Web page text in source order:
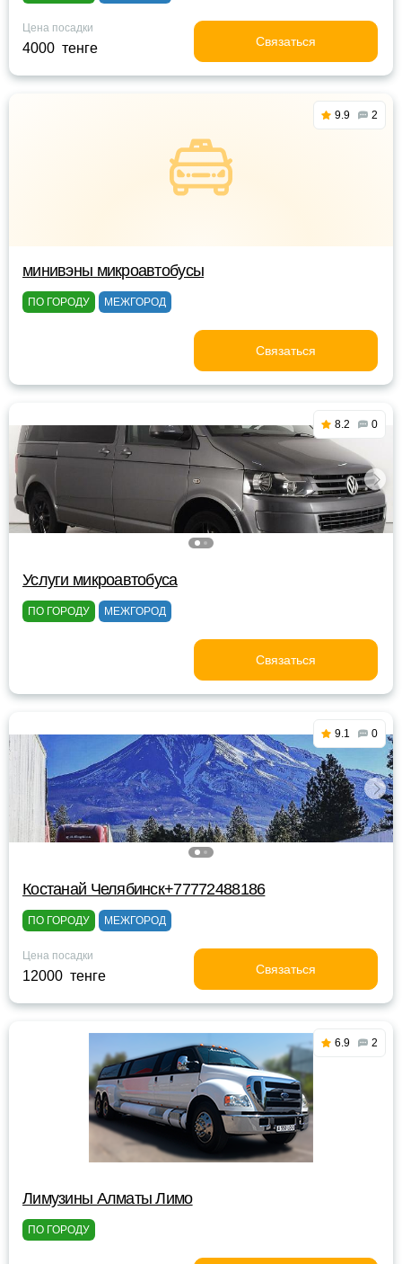
Цена посадки
4000 тенге Связаться
9.9 2
минивэны микроавтобусы
ПО ГОРОДУ МЕЖГОРОД
Связаться
8.2 0
Услуги микроавтобуса
ПО ГОРОДУ МЕЖГОРОД
Связаться
9.1 0
Костанай Челябинск+77772488186
ПО ГОРОДУ МЕЖГОРОД
Цена посадки
12000 тенге Связаться
6.9 2
Лимузины Алматы Лимо
ПО ГОРОДУ